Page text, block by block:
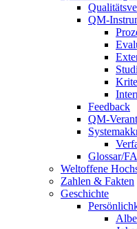
QM-
Feedback
QM-
Glossar/
Weltoffene
Zahlen & Fakten
Geschichte